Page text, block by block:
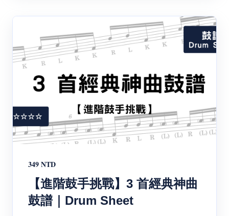
349 NTD
【進階鼓手挑戰】3 首經典神曲
鼓譜｜Drum Sheet